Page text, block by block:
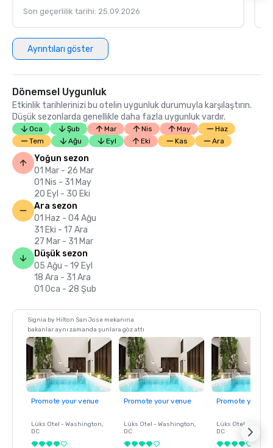
Son geçerlilik tarihi: 25.09.2026
Ayrıntıları göster
Dönemsel Uygunluk
Etkinlik tarihlerinizi bu otelin uygunluk durumuyla karşılaştırın.
Düşük sezonlarda genellikle daha fazla uygunluk vardır.
Oca Şub Mar Nis May
Haz
Tem
Ağu Eyl Eki Kas Ara
Yoğun sezon
01 Mar - 26 Mar
01 Nis - 31 May
20 Eyl - 30 Eki
Ara sezon
01 Haz - 04 Ağu
31 Eki - 17 Ara
27 Mar - 31 Mar
Düşük sezon
05 Ağu - 19 Eyl
18 Ara - 31 Ara
01 Oca - 28 Şub
Signia by Hilton San Jose mekanına
bakanlar aynı zamanda şunlara göz attı
Promote your venue
Lüks Otel - Washington,
DC
Promote your venue
Lüks Otel - Washington,
DC
Promote your
Lüks Otel -
DC